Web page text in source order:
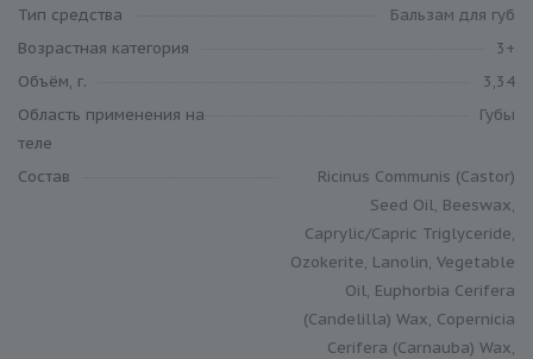
Тип средства
Бальзам для губ
Возрастная категория
3+
Объём, г.
3,34
Область применения на
теле
Губы
Состав
Ricinus Communis (Castor)
Seed Oil, Beeswax,
Caprylic/Capric Triglyceride,
Ozokerite, Lanolin, Vegetable
Oil, Euphorbia Cerifera
(Candelilla) Wax, Copernicia
Cerifera (Carnauba) Wax,